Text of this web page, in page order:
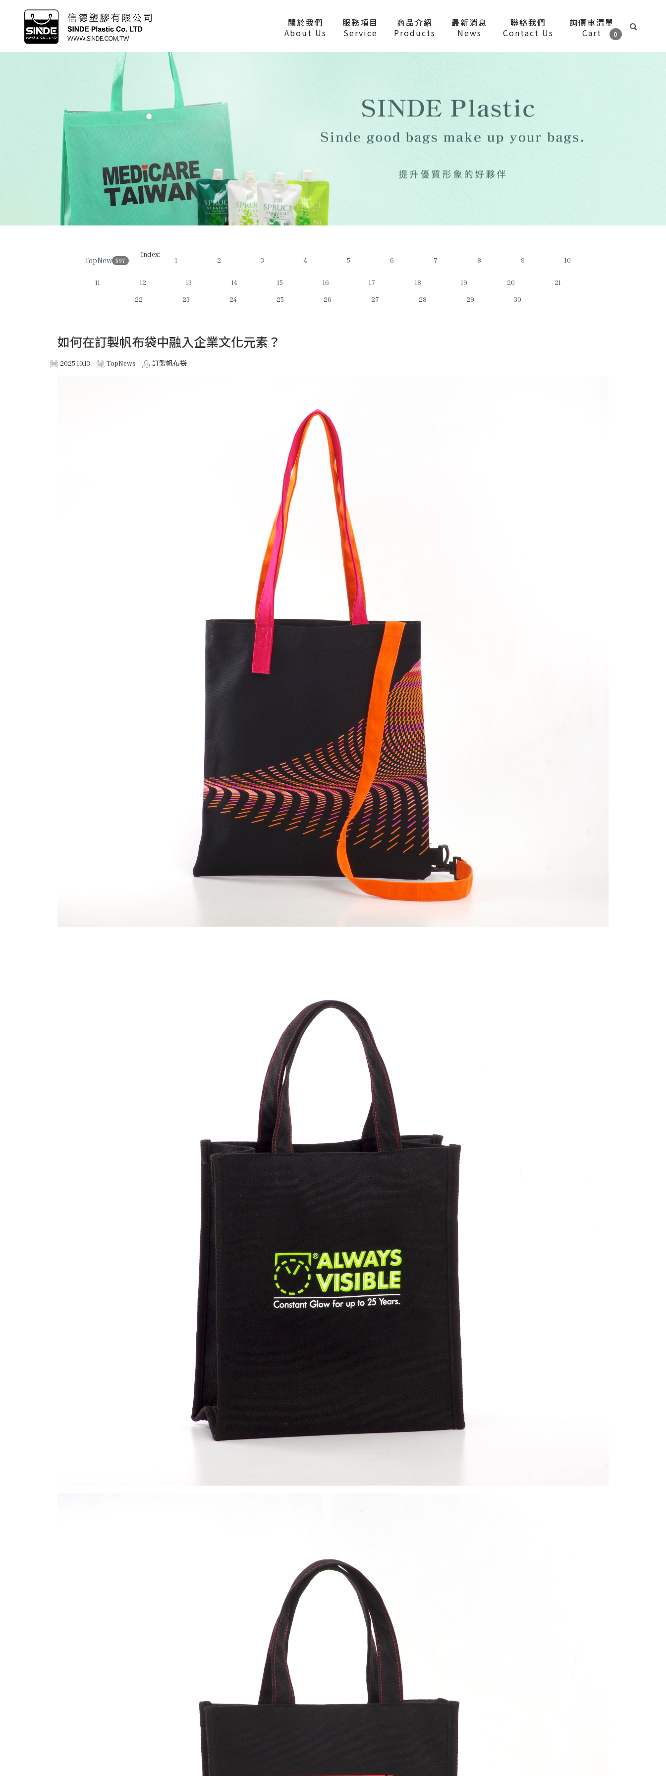
關於我們
About Us
服務項目
Service
商品介紹
Products
最新消息
News
聯絡我們
Contact Us
詢價車清單
Cart 0
TopNews597
Index:
1 2 3 4 5 6 7 8 9 10
11 12 13 14 15 16 17 18 19 20
21
22
23 24 25 26 27 28 29 30
如何在訂製帆布袋中融入企業文化元素？
2025.10.13 TopNews 訂製帆布袋